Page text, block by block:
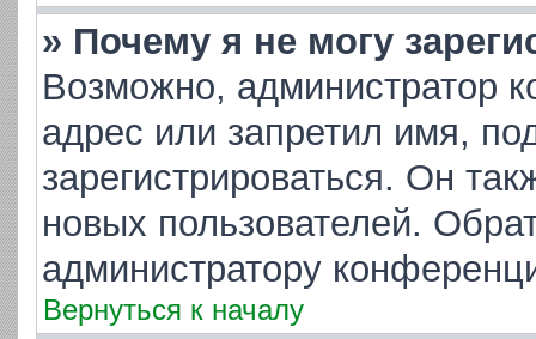
» Почему я не могу
Возможно, администратор
адрес или запретил имя,
зарегистрироваться. Он
новых пользователей.
администратору
Вернуться к началу